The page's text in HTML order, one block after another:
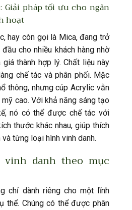
Giải pháp tối ưu cho ngân
hoạt
hay còn gọi là Mica, đang trở
cho nhiều khách hàng nhờ
thành hợp lý. Chất liệu này
chế tác và phân phối. Mặc
thông, nhưng cúp Acrylic vẫn
cao. Với khả năng sáng tạo
nó có thể được chế tác với
thước khác nhau, giúp thích
từng loại hình vinh danh.
danh theo mục
chỉ dành riêng cho một lĩnh
thể. Chúng có thể được phân